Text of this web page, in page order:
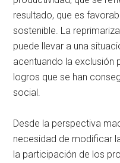
resultado, que es
sostenible. La
puede llevar a una
acentuando la exclusión
logros que se han
social.
Desde la perspectiva
necesidad de modificar
la participación de los